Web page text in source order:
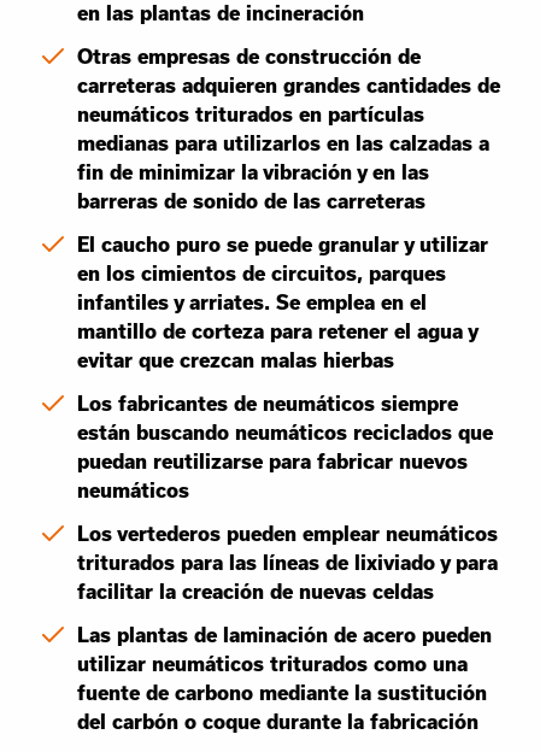
en las plantas de incineración
Otras empresas de construcción de
carreteras adquieren grandes cantidades de
neumáticos triturados en partículas
medianas para utilizarlos en las calzadas a
fin de minimizar la vibración y en las
barreras de sonido de las carreteras
El caucho puro se puede granular y utilizar
en los cimientos de circuitos, parques
infantiles y arriates. Se emplea en el
mantillo de corteza para retener el agua y
evitar que crezcan malas hierbas
Los fabricantes de neumáticos siempre
están buscando neumáticos reciclados que
puedan reutilizarse para fabricar nuevos
neumáticos
Los vertederos pueden emplear neumáticos
triturados para las líneas de lixiviado y para
facilitar la creación de nuevas celdas
Las plantas de laminación de acero pueden
utilizar neumáticos triturados como una
fuente de carbono mediante la sustitución
del carbón o coque durante la fabricación